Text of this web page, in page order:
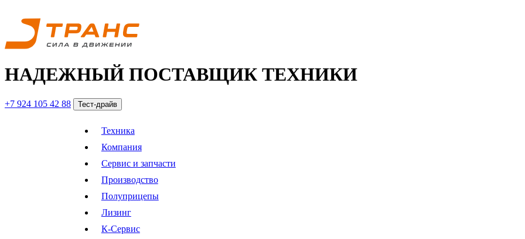
НАДЕЖНЫЙ ПОСТАВЩИК ТЕХНИКИ
+7 924 105 42 88 Тест-драйв
Техника
Компания
Сервис и запчасти
Производство
Полуприцепы
Лизинг
К-Сервис